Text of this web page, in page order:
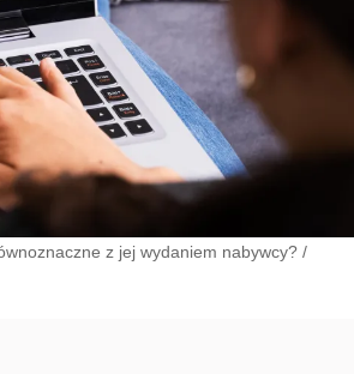
z jej wydaniem nabywcy? /